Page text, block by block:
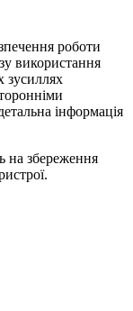
роботи
використання
зусиллях
інформація
на збереження